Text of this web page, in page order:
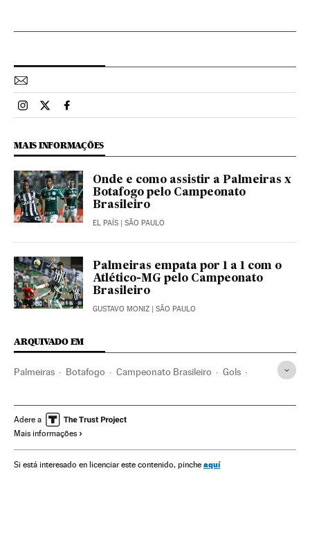
Esportes El País Brasil en Instagram
Esportes El País Brasil en Twitter
Esportes El País Brasil en Facebook
MAIS INFORMAÇÕES
Onde e como assistir a Palmeiras x
Botafogo pelo Campeonato
Brasileiro
EL PAÍS | SÃO PAULO
Palmeiras empata por 1 a 1 com o
Atlético-MG pelo Campeonato
Brasileiro
GUSTAVO MONIZ | SÃO PAULO
ARQUIVADO EM
Palmeiras Botafogo Campeonato Brasileiro Gols
Times esportes Futebol
América do Sul
Adere a
Mais informações
Si está interesado en licenciar este contenido, pinche aquí